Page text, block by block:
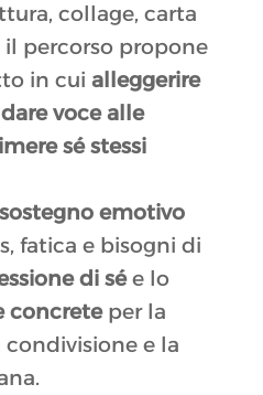
collage, carta
percorso propone
in cui alleggerire
dare voce alle
sé stessi
sostegno emotivo
fatica e bisogni di
di sée lo
concreteper la
condivisione e la